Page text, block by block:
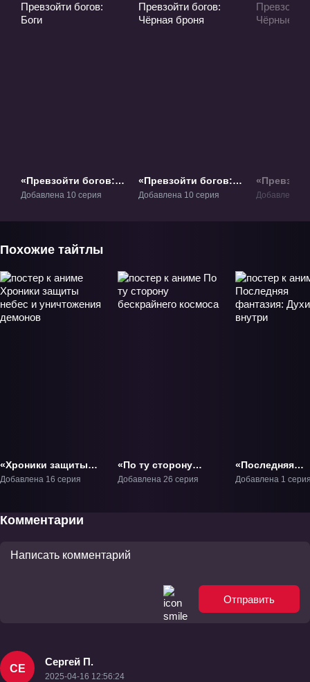
«Превзойти богов:
Боги» ТВ-1
Добавлена 10 серия
«Превзойти богов:
Чёрная броня» ТВ-2
Добавлена 10 серия
Чёрные
Добавлена
Похожие тайтлы
«Хроники защиты
небес и уничтожения
Добавлена 16 серия
«По ту сторону
бескрайнего
Добавлена 26 серия
«Последняя
фантазия:
Добавлена 1
Комментарии
Отправить
СЕ
Сергей П.
2025-04-16 12:56:24